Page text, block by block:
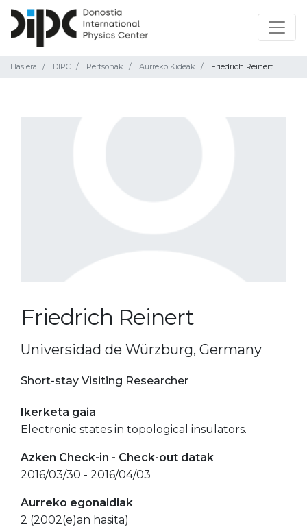
Hasiera DIPC Pertsonak Aurreko Kideak Friedrich Reinert
Friedrich Reinert
Universidad de Würzburg, Germany
Short-stay Visiting Researcher
Ikerketa gaia
Electronic states in topological insulators.
Azken Check-in - Check-out datak
2016/03/30 - 2016/04/03
Aurreko egonaldiak
2 (2002(e)an hasita)